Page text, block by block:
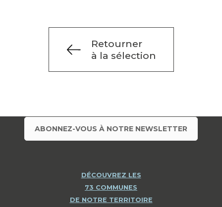
Retourner
à la sélection
ABONNEZ-VOUS À NOTRE NEWSLETTER
DÉCOUVREZ LES
73 COMMUNES
DE NOTRE TERRITOIRE